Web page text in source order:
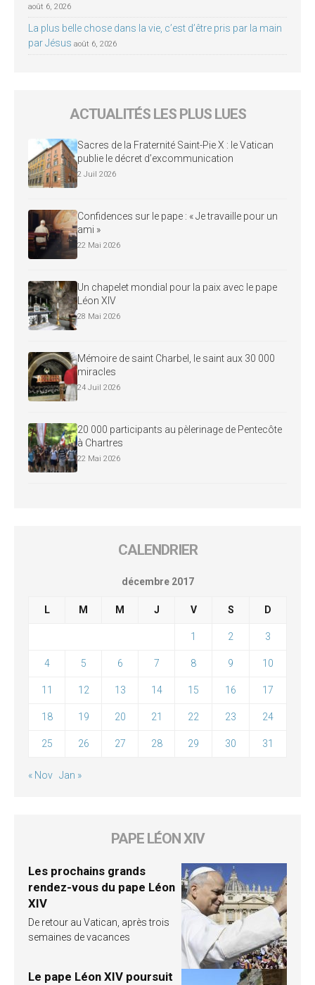
août 6, 2026
La plus belle chose dans la vie, c’est d’être pris par la main
par Jésus août 6, 2026
ACTUALITÉS LES PLUS LUES
Sacres de la Fraternité Saint-Pie X : le Vatican
publie le décret d’excommunication
2 Juil 2026
Confidences sur le pape : « Je travaille pour un
ami »
22 Mai 2026
Un chapelet mondial pour la paix avec le pape
Léon XIV
28 Mai 2026
Mémoire de saint Charbel, le saint aux 30 000
miracles
24 Juil 2026
20 000 participants au pèlerinage de Pentecôte
à Chartres
22 Mai 2026
CALENDRIER
décembre 2017
L M M J V S D
1 2 3
4 5 6 7 8 9 10
11 12 13 14 15 16 17
18 19 20 21 22 23 24
25 26 27 28 29 30 31
« Nov Jan »
PAPE LÉON XIV
Les prochains grands
rendez-vous du pape Léon
XIV
De retour au Vatican, après trois
semaines de vacances
Le pape Léon XIV poursuit